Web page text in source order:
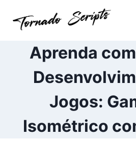
para
ConteúdoAprenda
Jogos:
Isométrico